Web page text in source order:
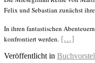
Felix und Sebastian zunächst
In ihren fantastischen
konfrontiert werden. […]
Veröffentlicht in